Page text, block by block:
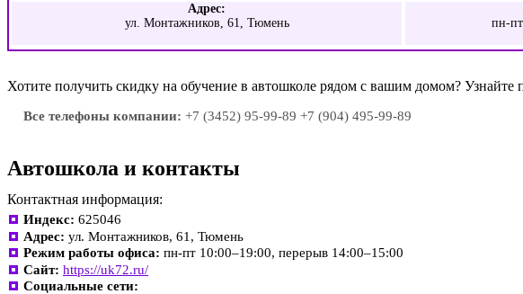
Адрес:
ул. Монтажников, 61, Тюмень
пн-
Хотите получить скидку на обучение в автошколе рядом с вашим домом? Узнайте
Все телефоны компании: +7 (3452) 95-99-89 +7 (904) 495-99-89
Автошкола и контакты
Контактная информация:
Индекс: 625046
Адрес: ул. Монтажников, 61, Тюмень
Режим работы офиса: пн-пт 10:00–19:00, перерыв 14:00–15:00
Сайт: https://uk72.ru/
Социальные сети: